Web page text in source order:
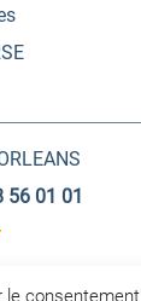
le consentement
56 01 01